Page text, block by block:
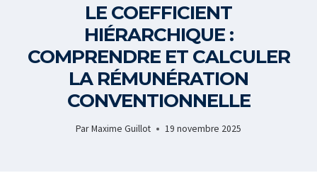
LE COEFFICIENT
HIÉRARCHIQUE :
COMPRENDRE ET CALCULER
LA RÉMUNÉRATION
CONVENTIONNELLE
Par Maxime Guillot 19 novembre 2025